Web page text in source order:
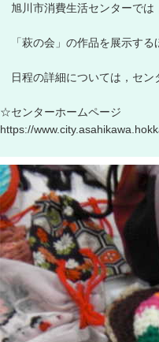
旭川 市消費生活センターでは
「萩の会 」 の作品を展示する
日程の詳細については ， セン
☆センターホームページ
https://www.city.asahikawa.hokk